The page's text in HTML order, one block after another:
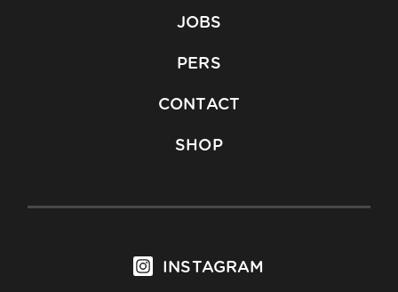
JOBS
PERS
CONTACT
SHOP
INSTAGRAM